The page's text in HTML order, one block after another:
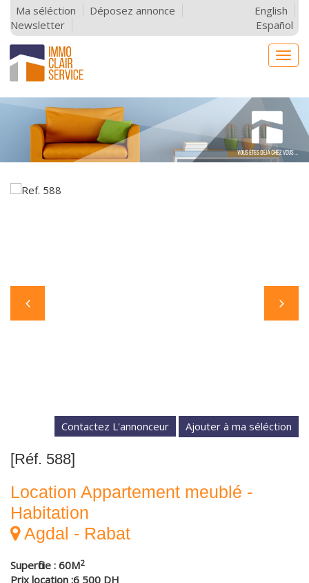
Ma séléction
Déposez annonce
Newsletter
English
Español
Contactez L'annonceur
[Réf. 588]
Location Appartement meublé -
Habitation
Agdal - Rabat
Superficie : 60M2
Prix location :6 500 DH